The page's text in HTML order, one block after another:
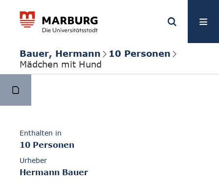
Bauer, Hermann
10 Personen
Mädchen mit Hund
Enthalten in
10 Personen
Urheber
Hermann Bauer